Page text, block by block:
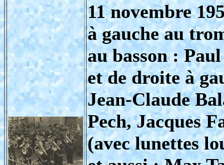
11 novembre
à gauche au
au basson :
et de droite à
Jean-Claude
Pech, Jacques
(avec lunettes